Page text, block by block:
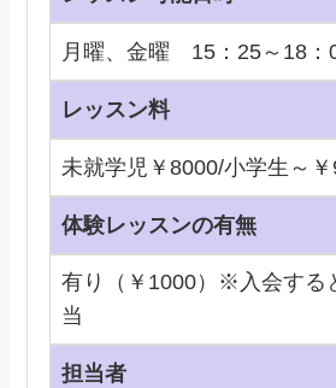
月曜、金曜 15：25～18：
レッスン料
未就学児￥8000/小学生～￥
体験レッスンの有無
有り（￥1000）※入会する
当
担当者